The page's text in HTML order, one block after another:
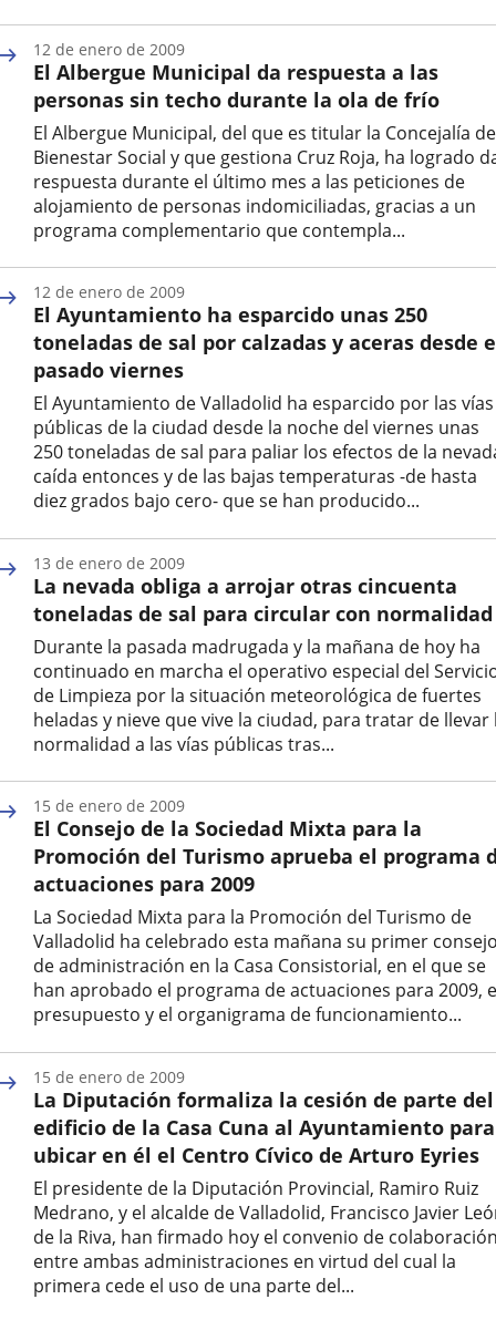
la
noticia
El Albergue Municipal da respuesta a las
personas sin techo durante la ola de frío
El Albergue Municipal, del que es titular la Concejalía de
Bienestar Social y que gestiona Cruz Roja, ha logrado
respuesta durante el último mes a las peticiones de
alojamiento de personas indomiciliadas, gracias a un
programa complementario que contempla...
la
noticia
12 de enero de 2009
El Ayuntamiento ha esparcido unas 250
toneladas de sal por calzadas y aceras desde
pasado viernes
El Ayuntamiento de Valladolid ha esparcido por las vías
públicas de la ciudad desde la noche del viernes unas
250 toneladas de sal para paliar los efectos de la
caída entonces y de las bajas temperaturas -de hasta
diez grados bajo cero- que se han producido...
la
noticia
12 de enero de 2009
La nevada obliga a arrojar otras cincuenta
toneladas de sal para circular con normalidad
Durante la pasada madrugada y la mañana de hoy ha
continuado en marcha el operativo especial del
de Limpieza por la situación meteorológica de fuertes
heladas y nieve que vive la ciudad, para tratar de llevar
normalidad a las vías públicas tras...
la
noticia
13 de enero de 2009
El Consejo de la Sociedad Mixta para la
Promoción del Turismo aprueba el programa
actuaciones para 2009
La Sociedad Mixta para la Promoción del Turismo de
Valladolid ha celebrado esta mañana su primer
de administración en la Casa Consistorial, en el que se
han aprobado el programa de actuaciones para 2009,
presupuesto y el organigrama de funcionamiento...
la
noticia
15 de enero de 2009
La Diputación formaliza la cesión de parte del
edificio de la Casa Cuna al Ayuntamiento para
ubicar en él el Centro Cívico de Arturo Eyries
El presidente de la Diputación Provincial, Ramiro Ruiz
Medrano, y el alcalde de Valladolid, Francisco Javier
de la Riva, han firmado hoy el convenio de
entre ambas administraciones en virtud del cual la
primera cede el uso de una parte del...
15 de enero de 2009